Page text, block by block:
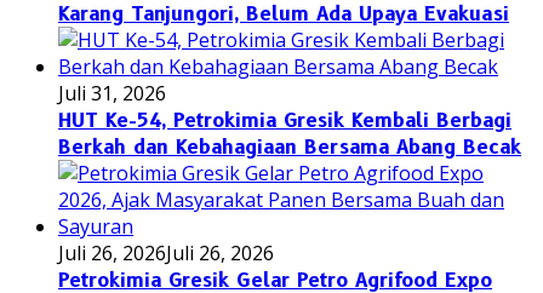
Karang Tanjungori, Belum Ada Upaya Evakuasi
Juli 31, 2026
HUT Ke-54, Petrokimia Gresik Kembali Berbagi
Berkah dan Kebahagiaan Bersama Abang Becak
Juli 26, 2026Juli 26, 2026
Petrokimia Gresik Gelar Petro Agrifood Expo